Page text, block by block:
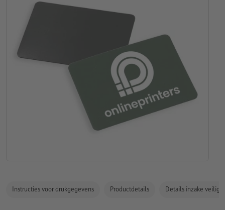
Instructies voor drukgegevens Productdetails Details inzake